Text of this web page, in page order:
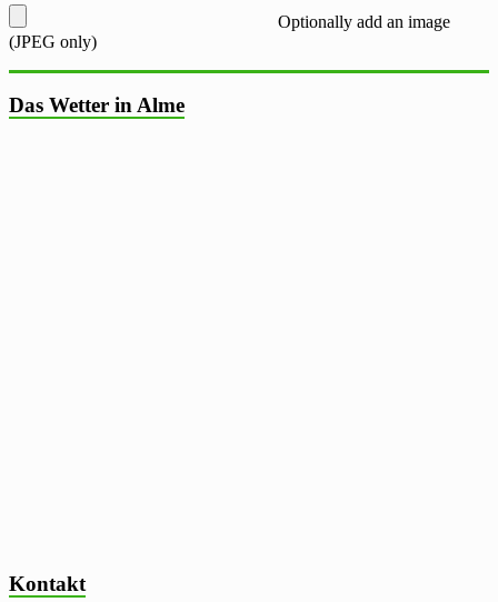
Optionally add an image
(JPEG only)
Das Wetter in Alme
Kontakt